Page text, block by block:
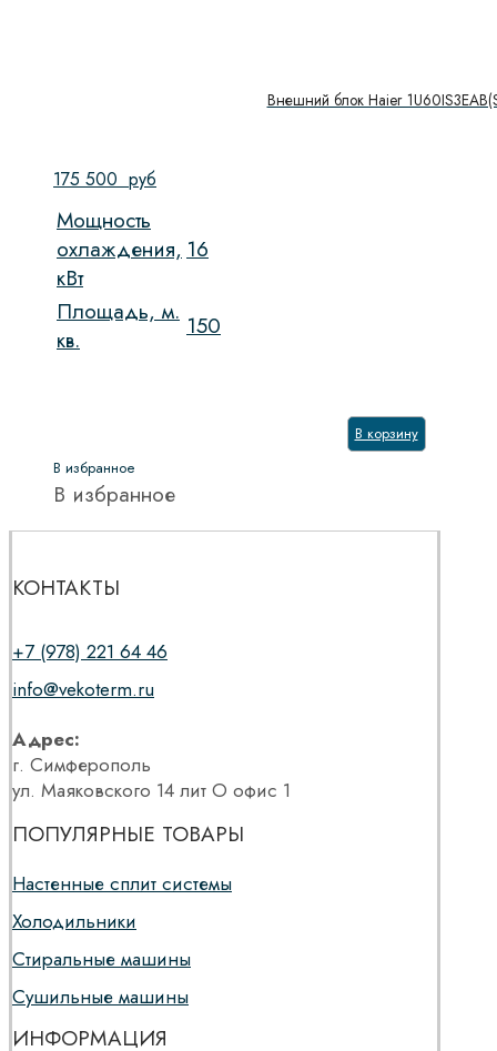
Внешний блок Haier
175 500 руб
Мощность
охлаждения,
кВт
16
Площадь, м.
кв.
150
В корзину
В избранное
В избранное
КОНТАКТЫ
+7 (978) 221 64 46
info@vekoterm.ru
Адрес:
г. Симферополь
ул. Маяковского 14 лит О офис 1
ПОПУЛЯРНЫЕ ТОВАРЫ
Настенные сплит системы
Холодильники
Стиральные машины
Сушильные машины
ИНФОРМАЦИЯ